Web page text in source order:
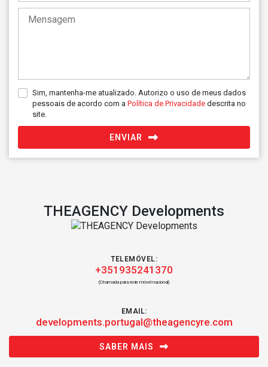
Sim, mantenha-me atualizado. Autorizo o uso de meus dados
pessoais de acordo com a Política de Privacidade descrita no
site.
ENVIAR
THEAGENCY Developments
TELEMÓVEL:
+351935241370
(Chamada para rede móvel nacional)
EMAIL:
developments.portugal@theagencyre.com
SABER MAIS